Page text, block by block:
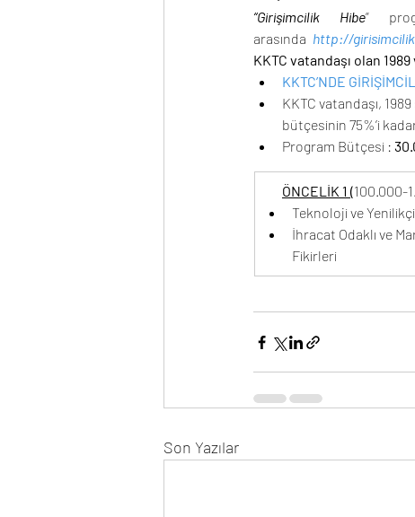
“Girişimcilik Hibe”
arasında http://
KKTC vatandaşı olan
KKTC’NDE
KKTC vatandaşı,
bütçesinin 75%’i
Program Bütçesi :
ÖNCELİK 1 (100.000-
Teknoloji ve
İhracat Odaklı ve
Fikirleri
Son Yazılar